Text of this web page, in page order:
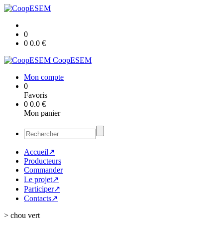
0
0 0.0 €
CoopESEM
Mon compte
0
Favoris
0 0.0 €
Mon panier
Accueil↗
Producteurs
Commander
Le projet↗
Participer↗
Contacts↗
> chou vert